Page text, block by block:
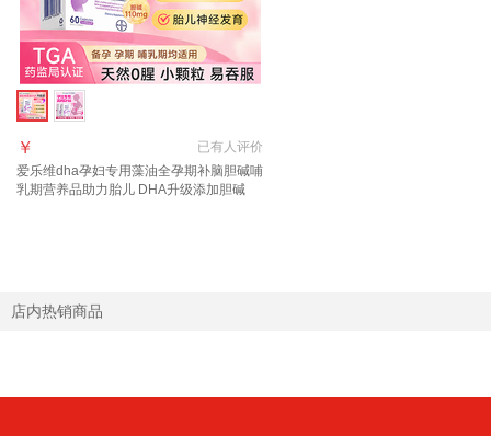
已有人评价
￥
爱乐维dha孕妇专用藻油全孕期补脑胆碱哺
乳期营养品助力胎儿 DHA升级添加胆碱
店内热销商品